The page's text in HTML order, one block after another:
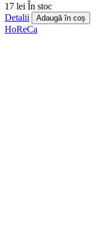
17 lei În stoc
Detalii
Adaugă în coș
HoReCa